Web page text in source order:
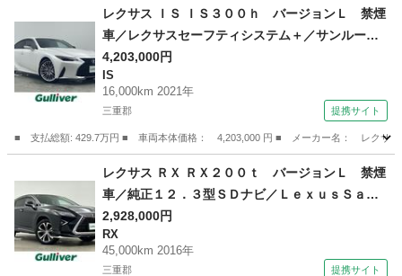
レクサス
レクサス ＩＳ ＩＳ３００ｈ バージョンＬ 禁煙
車／レクサスセーフティシステム＋／サンルーフ
／純正１０．３インチＳＤナビ／純正ビルトイン
ＥＴＣ２．０／レーダークルーズコントロール／
パノラミックビューモニター／赤本革シート／メ
4,203,000円
IS
16,000km 2021年
三重郡 提携サイト
■ 支払総額: 429.7万円 ■ 車両本体価格： 4,203,000 円 ■ メーカー名： レクサ
IS
レクサス ＲＸ ＲＸ２００ｔ バージョンＬ 禁煙
車／純正１２．３型ＳＤナビ／ＬｅｘｕｓＳａｆ
ｅｔｙＳｙｓｔｅｍ＋／プリクラッシュセーフテ
ィ／レーンキーピングアシスト／レーダークルー
ズコントロール／パノラミックビューモニター／
2,928,000円
RX
45,000km 2016年
三重郡 提携サイト